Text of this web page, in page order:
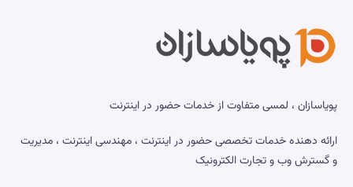
پویاسازان ، لمسی متفاوت از خدمات حضور در اینترنت
ارائه دهنده خدمات تخصصی حضور در اینترنت ، مهندسی اینترنت ، مدیریت
و گسترش وب و تجارت الکترونیک